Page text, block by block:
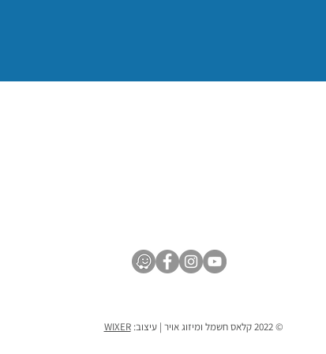
© 2022 קלאס חשמל ומיזוג אויר | עיצוב: WIXER